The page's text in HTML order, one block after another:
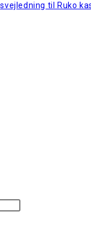
til Ruko